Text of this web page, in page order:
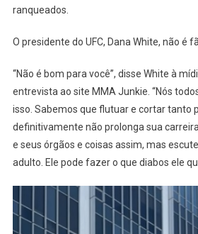
ranqueados.
O presidente do UFC, Dana White, não é
“Não é bom para você”, disse White à
entrevista ao site MMA Junkie. “Nós
isso. Sabemos que flutuar e cortar tanto
definitivamente não prolonga sua
e seus órgãos e coisas assim, mas
adulto. Ele pode fazer o que diabos ele